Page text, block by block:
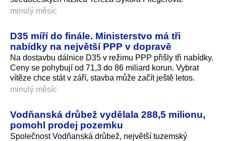
minulý měsíc
D35 míří do finále. Ministerstvo má tři
nabídky na největší PPP v dopravě
Na dostavbu dálnice D35 v režimu PPP přišly tři nabídky.
Ceny se pohybují od 71,3 do 86 miliard korun. Vybrat
vítěze chce stát v září, stavba může začít ještě letos.
minulý měsíc
Vodňanská drůbež vydělala 288,5 milionu,
pomohl prodej pozemku
Společnost Vodňanská drůbež, největší tuzemský